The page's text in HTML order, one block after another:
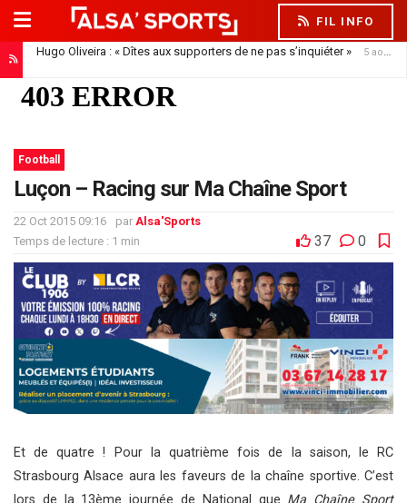
FIL INFO
Hugo Oliveira : « Dîtes aux supporters de ne pas s’inquiéter » 5 août 2026
Football
Luçon – Racing sur Ma Chaîne Sport
22 Oct 2015 09:16 par Alsa'Sports
Temps de lecture : 1 min
37 0
Et de quatre ! Pour la quatrième fois de la saison, le RC
Strasbourg Alsace aura les faveurs de la chaîne sportive. C’est